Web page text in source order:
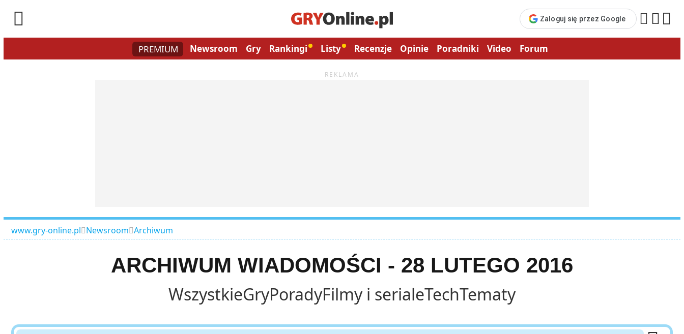
 Zaloguj się przez Google   
PREMIUM Newsroom Gry Rankingi Listy Recenzje Opinie Poradniki Video Forum
www.gry-online.pl NewsroomArchiwum
ARCHIWUM WIADOMOŚCI - 28 LUTEGO 2016
WszystkieGryPoradyFilmy i serialeTechTematy